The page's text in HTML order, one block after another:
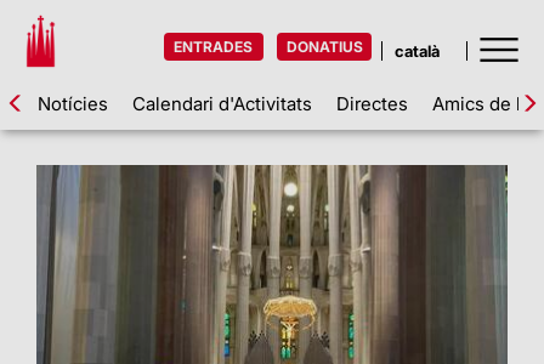
ENTRADES DONATIUS
Notícies Calendari d'Activitats Directes Amics de la